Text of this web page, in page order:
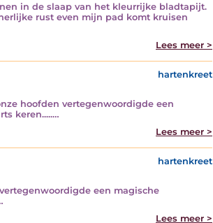
in de slaap van het kleurrijke bladtapijt.
rust even mijn pad komt kruisen
Lees meer >
hartenkreet
hoofden vertegenwoordigde een
keren.....…
Lees meer >
hartenkreet
een magische
Lees meer >